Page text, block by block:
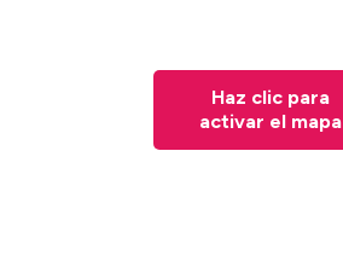
Haz clic para
activar el mapa